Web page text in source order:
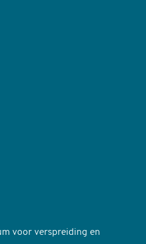
voor verspreiding en